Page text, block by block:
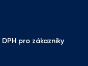
pro zákazníky